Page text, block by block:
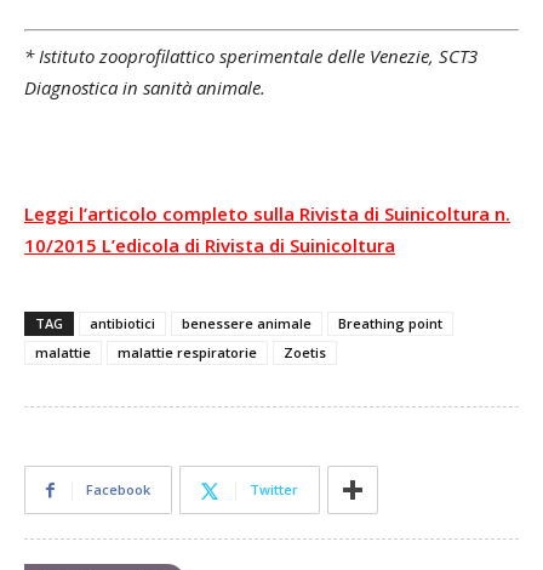
* Istituto zooprofilattico sperimentale delle Venezie, SCT3
Diagnostica in sanità animale.
Leggi l’articolo completo sulla Rivista di Suinicoltura n.
10/2015 L’edicola di Rivista di Suinicoltura
TAG antibiotici benessere animale
Breathing point
malattie
malattie respiratorie Zoetis
Facebook Twitter